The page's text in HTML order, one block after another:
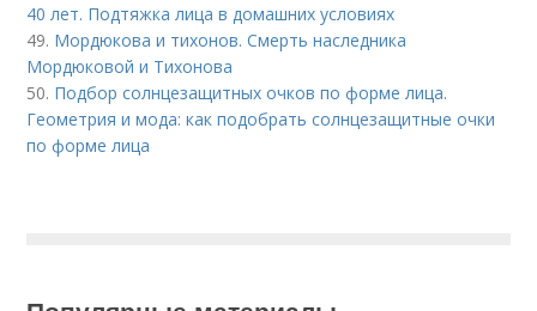
40 лет. Подтяжка лица в домашних условиях
49. Мордюкова и тихонов. Смерть наследника
Мордюковой и Тихонова
50. Подбор солнцезащитных очков по форме лица.
Геометрия и мода: как подобрать солнцезащитные очки
по форме лица